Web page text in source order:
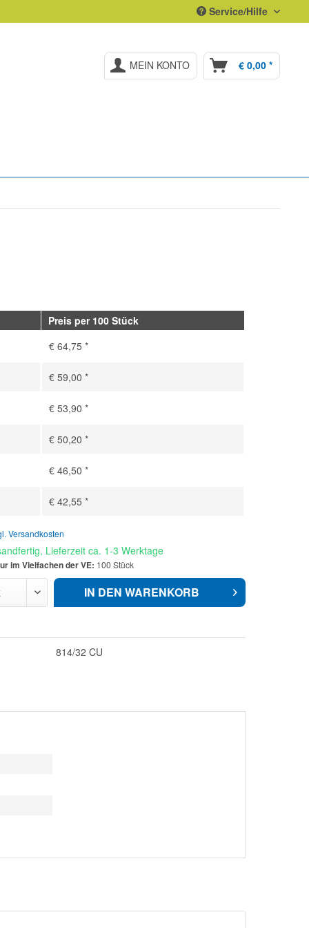
Service/Hilfe
MEIN KONTO € 0,00 *
Preis per 100 Stück
€ 64,75 *
€ 59,00 *
€ 53,90 *
€ 50,20 *
€ 46,50 *
€ 42,55 *
Versandkosten
Lieferzeit ca. 1-3 Werktage
im Vielfachen der VE: 100 Stück
IN DEN WARENKORB
814/32 CU